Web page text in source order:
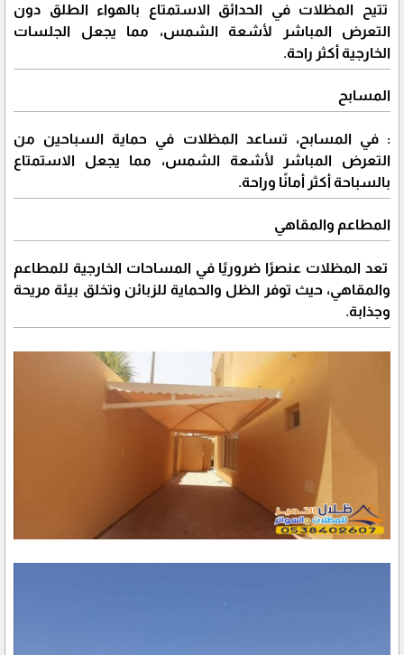
تتيح المظلات في الحدائق الاستمتاع بالهواء الطلق دون
التعرض المباشر لأشعة الشمس، مما يجعل الجلسات
الخارجية أكثر راحة.
المسابح
: في المسابح، تساعد المظلات في حماية السباحين من
التعرض المباشر لأشعة الشمس، مما يجعل الاستمتاع
بالسباحة أكثر أمانًا وراحة.
المطاعم والمقاهي
تعد المظلات عنصرًا ضروريًا في المساحات الخارجية للمطاعم
والمقاهي، حيث توفر الظل والحماية للزبائن وتخلق بيئة مريحة
وجذابة.